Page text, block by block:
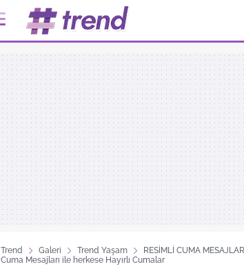
Trend Galeri Trend Yaşam
RESİMLİ CUMA
Cuma Mesajları ile herkese Hayırlı Cumalar